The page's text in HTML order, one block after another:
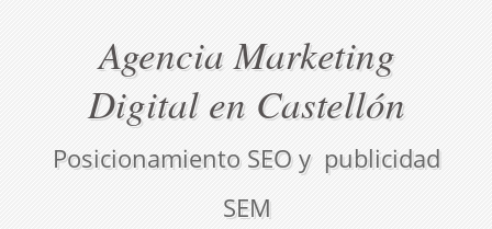
Agencia Marketing
Digital en Castellón
Posicionamiento SEO y publicidad
SEM